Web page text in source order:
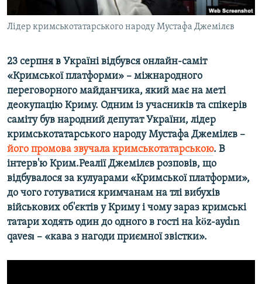
Усі сайти RFE/RL
Лідер кримськотатарського народу Мустафа Джемілєв
23 серпня в Україні відбувся онлайн-саміт
«Кримської платформи» – міжнародного
переговорного майданчика, який має на меті
деокупацію Криму. Одним із учасників та спікерів
саміту був народний депутат України, лідер
кримськотатарського народу Мустафа Джемілєв –
його промова звучала кримськотатарською. В
інтерв'ю Крим.Реалії Джемілєв розповів, що
відбувалося за кулуарами «Кримської платформи»,
до чого готуватися кримчанам на тлі вибухів
військових об'єктів у Криму і чому зараз кримські
татари ходять один до одного в гості на köz-aydın
qavesı – «кава з нагоди приємної звістки».